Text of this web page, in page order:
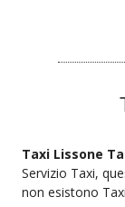
Taxi Lissone
Servizio Taxi,
non esistono